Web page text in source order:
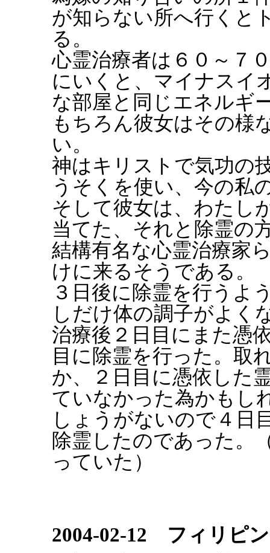
が知らない所へ行くと
る。
心霊治療者は６０～７
にいくと、マイナスイ
な部屋と同じエネルギ
もちろん彼女はその様
い。
神はキリストで気功の
うそくを使い、今の私
そして彼女は、わたし
当てた、それと除霊の
結構有名な心霊治療家
けに来るそうである。
３日後に除霊を行うよ
しだけ体の調子がよく
治療後２日目にまた憑
目に除霊を行った。取
か、２日目に憑依した
ていなかった為かもし
しょうがないので４日
除霊したのであった。
っていた）
2004-02-12 フィリピ